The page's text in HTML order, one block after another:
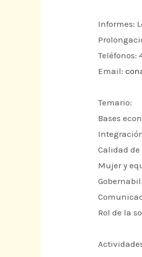
Informes:
Teléfonos:
Email:
Temario:
Bases
Calidad
Mujer y
Rol de la